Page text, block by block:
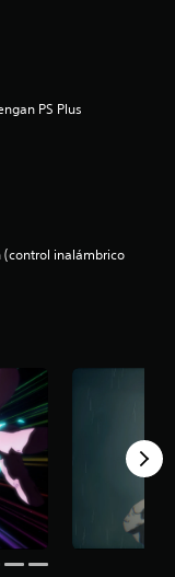
PS Plus
(control inalámbrico